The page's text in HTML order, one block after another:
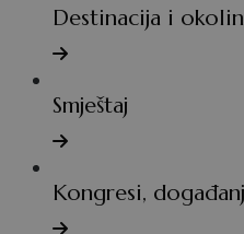
Destinacija i
Smještaj
Kongresi,